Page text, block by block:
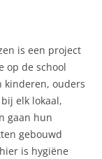
is een project
op de school
kinderen, ouders
elk lokaal,
gaan hun
gebouwd
is hygiëne